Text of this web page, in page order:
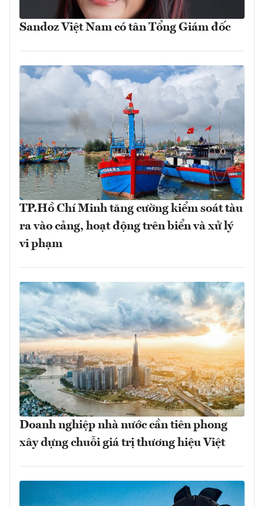
Sandoz Việt Nam có tân Tổng Giám đốc
TP.Hồ Chí Minh tăng cường kiểm soát tàu
ra vào cảng, hoạt động trên biển và xử lý
vi phạm
Doanh nghiệp nhà nước cần tiên phong
xây dựng chuỗi giá trị thương hiệu Việt